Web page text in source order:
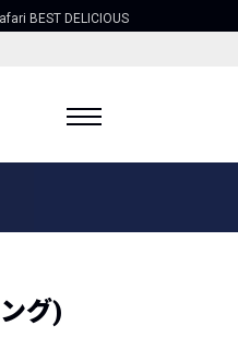
BEST DELICIOUS
ランド
したアイテム
グ)